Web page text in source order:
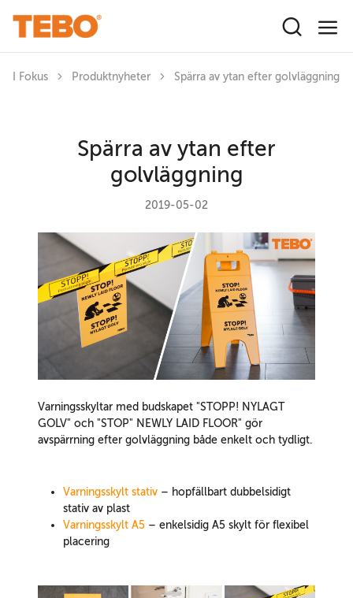
I Fokus Produktnyheter Spärra av ytan efter golvläggning
Spärra av ytan efter
golvläggning
2019-05-02
Varningsskyltar med budskapet "STOPP! NYLAGT
GOLV" och "STOP" NEWLY LAID FLOOR" gör
avspärrning efter golvläggning både enkelt och tydligt.
Varningsskylt stativ – hopfällbart dubbelsidigt
stativ av plast
Varningsskylt A5 – enkelsidig A5 skylt för flexibel
placering